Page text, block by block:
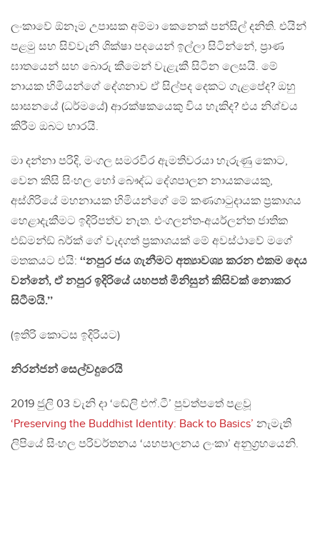
ලංකාවේ ඕනෑම උපාසක අම්මා කෙනෙක් පන්සිල් දනිති. එයින්
පළමු සහ සිව්වැනි ශික්ෂා පදයෙන් ඉල්ලා සිටින්නේ, ප‍්‍රාණ
ඝාතයෙන් සහ බොරු කීමෙන් වැළැකී සිටින ලෙසයි. මේ
නායක හිමියන්ගේ දේශනාව ඒ සිල්පද දෙකට ගැළපේද? ඔහු
සාසනයේ (ධර්මයේ) ආරක්ෂකයෙකු විය හැකිද? එය නිශ්චය
කිරීම ඔබට භාරයි.
මා දන්නා පරිදි, මංගල සමරවීර ඇමතිවරයා හැරුණු කොට,
වෙන කිසි සිංහල හෝ බෞද්ධ දේශපාලන නායකයෙකු,
අස්ගිරියේ මහනායක හිමියන්ගේ මේ කණගාටුදායක ප‍්‍රකාශය
හෙළාදැකීමට ඉදිරිපත්ව නැත. එංගලන්ත-අයර්ලන්ත ජාතික
එඞ්මන්ඞ් බර්ක් ගේ වැදගත් ප‍්‍රකාශයක් මේ අවස්ථාවේ මගේ
මතකයට එයි: ‘‘නපුර ජය ගැනීමට අත්‍යාවශ්‍ය කරන එකම දෙය
වන්නේ, ඒ නපුර ඉදිරියේ යහපත් මිනිසුන් කිසිවක් නොකර
සිටීමයි.’’
(ඉතිරි කොටස ඉදිරියට)
නිරන්ජන් සෙල්වදුරෙයි
2019 ජුලි 03 වැනි දා ‘ඬේලි එෆ්.ටී’ පුවත්පතේ පළවූ
‘Preserving the Buddhist Identity: Back to Basics’ නැමැති
ලිපියේ සිංහල පරිවර්තනය ‘යහපාලනය ලංකා’ අනුග‍්‍රහයෙනි.